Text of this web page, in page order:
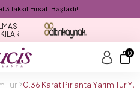
Taksit Fırsatı Başladı!
0
Tur 0.36 Karat Pırlanta Yarım Tur